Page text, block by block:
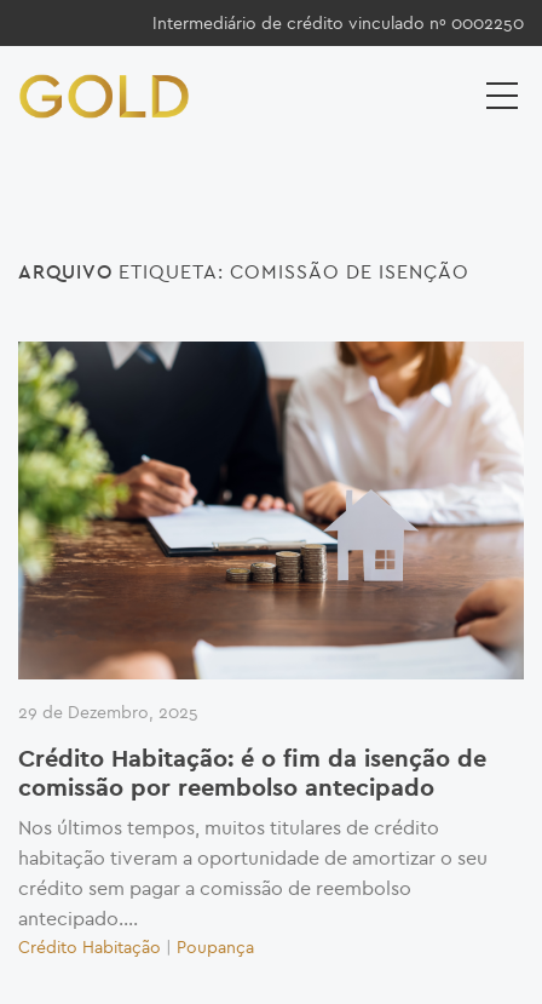
Intermediário de crédito vinculado nº 0002250
ARQUIVO ETIQUETA: COMISSÃO DE ISENÇÃO
29 de Dezembro, 2025
Crédito Habitação: é o fim da isenção de
comissão por reembolso antecipado
Nos últimos tempos, muitos titulares de crédito
habitação tiveram a oportunidade de amortizar o seu
crédito sem pagar a comissão de reembolso
antecipado....
Crédito Habitação | Poupança